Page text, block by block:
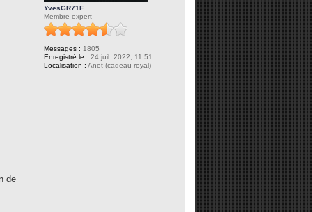
YvesGR71F
Membre expert
Messages : 1805
Enregistré le : 24 juil. 2022, 11:51
Localisation : Anet (cadeau royal)
de